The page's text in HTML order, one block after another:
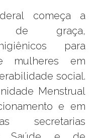
começa a
de graça,
para
mulheres em
social.
Menstrual
e em
secretarias